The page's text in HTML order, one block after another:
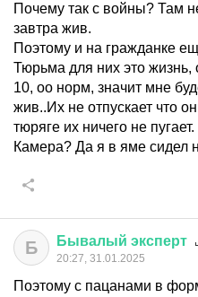
Почему так с войны? Там
завтра жив.
Поэтому и на гражданке
Тюрьма для них это жизнь,
10, оо норм, значит мне
жив..Их не отпускает что
тюряге их ничего не
Камера? Да я в яме сидел
Б Бывалый эксперт
20:27, 31.01.2025
Поэтому с пацанами в